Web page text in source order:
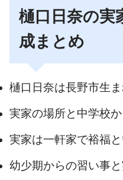
樋口日奈の実
成まとめ
樋口日奈は長野市生
実家の場所と中学校
実家は一軒家で裕福
幼少期からの習い事